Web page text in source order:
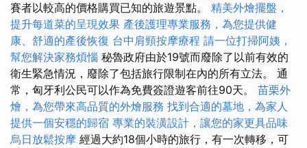
賽者以較高的價格購買已知的旅遊景點。 精美外燴擺盤，
提升每道菜的呈現效果 產後護理專業服務，為您提供健
康、舒適的產後恢復 台中肩頸按摩療程 請一位打掃阿姨，
幫您解決家務煩惱 秘魯政府由於19號而廢除了以前有效的
衛生緊急情況，廢除了包括旅行限制在內的所有立法。 通
常，匈牙利公民可以作為免費簽證遊客前往90天。 苗栗外
燴，為您帶來高品質的外燴服務 找到合適的墓地，為家人
提供一個安穩的歸宿 專業的裝潢設計，讓您的家更具品味
烏日放鬆按摩 經過大約18個小時的旅行，有一次轉移，可